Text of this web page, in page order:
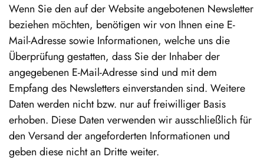
Wenn Sie den auf der Website angebotenen Newsletter
beziehen möchten, benötigen wir von Ihnen eine E-
Mail-Adresse sowie Informationen, welche uns die
Überprüfung gestatten, dass Sie der Inhaber der
angegebenen E-Mail-Adresse sind und mit dem
Empfang des Newsletters einverstanden sind. Weitere
Daten werden nicht bzw. nur auf freiwilliger Basis
erhoben. Diese Daten verwenden wir ausschließlich für
den Versand der angeforderten Informationen und
geben diese nicht an Dritte weiter.